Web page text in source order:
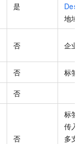
是
地域
否 企业
否 标签
否
否
标签
传入
多支